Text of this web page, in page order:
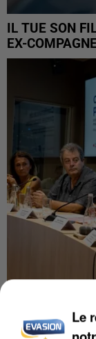
IL TUE SON
EX-
INCENDIES :
DE
Le